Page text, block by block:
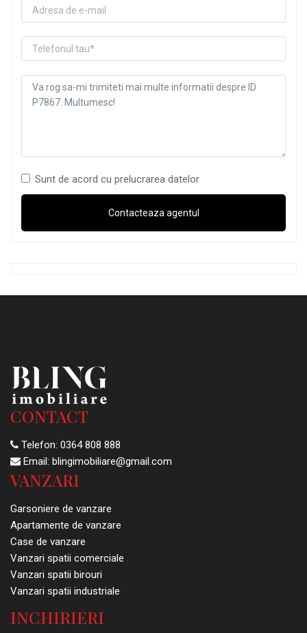
Sunt de acord cu prelucrarea datelor
CONTACT
Telefon: 0364 808 888
Email: blingimobiliare@gmail.com
VANZARI
Garsoniere de vanzare
Apartamente de vanzare
Case de vanzare
Vanzari spatii comerciale
Vanzari spatii birouri
Vanzari spatii industriale
INCHIRIERI